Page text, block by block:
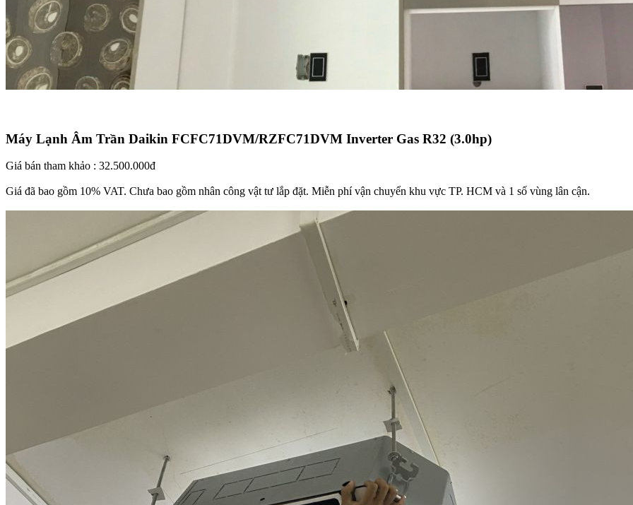
Máy Lạnh Âm Trần Daikin FCFC71DVM/RZFC71DVM Inverter Gas R32 (3.0hp)
Giá bán tham khảo : 32.500.000đ
Giá đã bao gồm 10% VAT. Chưa bao gồm nhân công vật tư lắp đặt. Miễn phí vận chuyển khu vực TP. HCM và 1 số vùng lân cận.